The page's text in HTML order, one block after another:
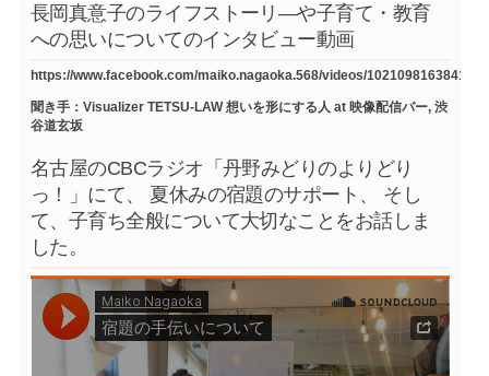
長岡真意子のライフストーリ―や子育て・教育
への思いについてのインタビュー動画
https://www.facebook.com/maiko.nagaoka.568/videos/
聞き手：Visualizer TETSU-LAW 想いを形にする人 at 映像配信バー, 渋
谷道玄坂
名古屋のCBCラジオ「丹野みどりのよりどり
っ！」にて、 夏休みの宿題のサポート、 そし
て、子育ち全般について大切なことをお話しま
した。